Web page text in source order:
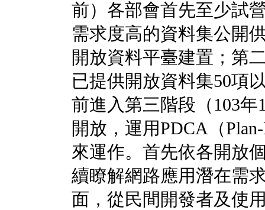
前）各部會首先至少試
需求度高的資料集公開
開放資料平臺建置；第
已提供開放資料集50項
前進入第三階段（103
開放，運用PDCA（
來運作。首先依各開放
續瞭解網路應用潛在需
面，從民間開發者及使